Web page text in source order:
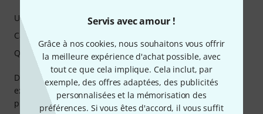
Servis avec amour !
Grâce à nos cookies, nous souhaitons vous offrir
la meilleure expérience d'achat possible, avec
tout ce que cela implique. Cela inclut, par
exemple, des offres adaptées, des publicités
personnalisées et la mémorisation des
préférences. Si vous êtes d'accord, il vous suffit
Does exactly what it needs to do in my rack and is built
extremely well, as with all Doepfer equipment that I’ve
purchased.
Utilisation
Caractéristiques
Qualité de fabrication